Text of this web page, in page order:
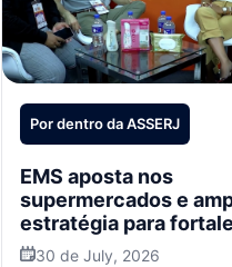
Por dentro da ASSERJ
EMS aposta nos
supermercados e
estratégia para
categoria de Higiene e
30 de July, 2026